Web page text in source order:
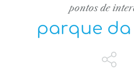
pontos de
parque